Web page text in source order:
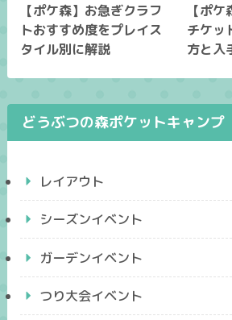
【ポケ森】お急ぎクラフ
トおすすめ度をプレイス
タイル別に解説
【ポ
チケッ
方と入
どうぶつの森ポケットキャンプ
レイアウト
シーズンイベント
ガーデンイベント
つり大会イベント